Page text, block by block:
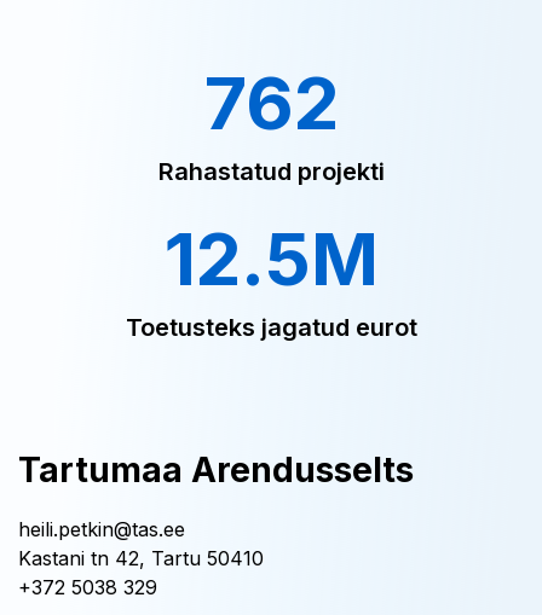
762
Rahastatud projekti
12.5M
Toetusteks jagatud eurot
Tartumaa Arendusselts
heili.petkin@tas.ee
Kastani tn 42, Tartu 50410
+372 5038 329